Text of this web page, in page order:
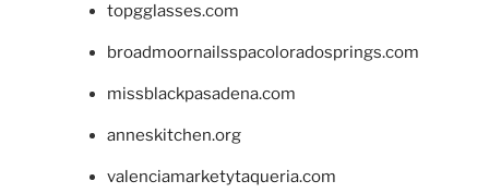
topgglasses.com
broadmoornailsspacoloradosprings.com
missblackpasadena.com
anneskitchen.org
valenciamarketytaqueria.com